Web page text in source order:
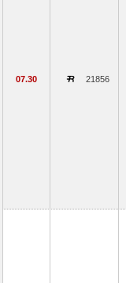
07.30 21856